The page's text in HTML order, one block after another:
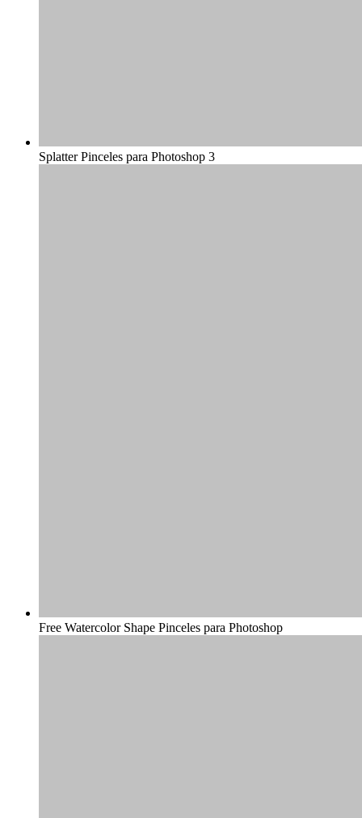
Splatter Pinceles para Photoshop 3
Free Watercolor Shape Pinceles para Photoshop